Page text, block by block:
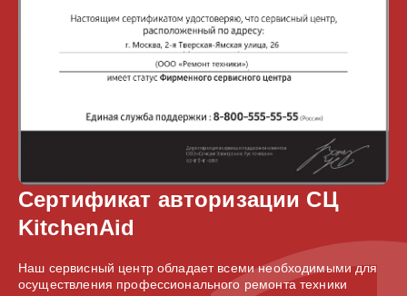
Сертификат авторизации СЦ
KitchenAid
Наш сервисный центр обладает всеми необходимыми для
осуществления профессионального ремонта техники